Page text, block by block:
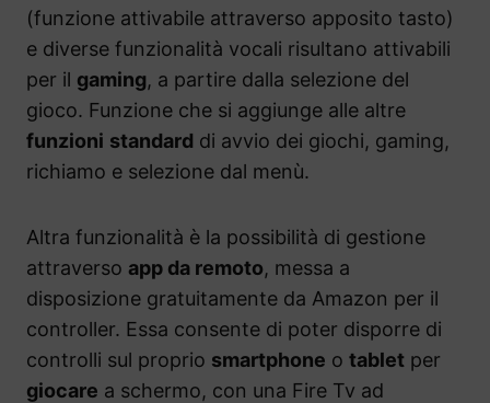
(funzione attivabile attraverso apposito tasto)
e diverse funzionalità vocali risultano attivabili
per il gaming, a partire dalla selezione del
gioco. Funzione che si aggiunge alle altre
funzioni standard di avvio dei giochi, gaming,
richiamo e selezione dal menù.
Altra funzionalità è la possibilità di gestione
attraverso app da remoto, messa a
disposizione gratuitamente da Amazon per il
controller. Essa consente di poter disporre di
controlli sul proprio smartphone o tablet per
giocare a schermo, con una Fire Tv ad